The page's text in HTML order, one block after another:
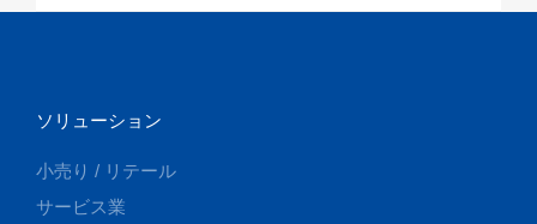
ソリューション
小売り / リテール
サービス業